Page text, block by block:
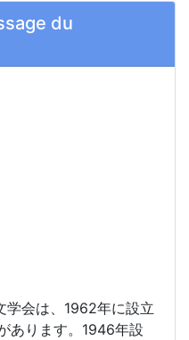
du
会は、1962年に設立
あります。1946年設